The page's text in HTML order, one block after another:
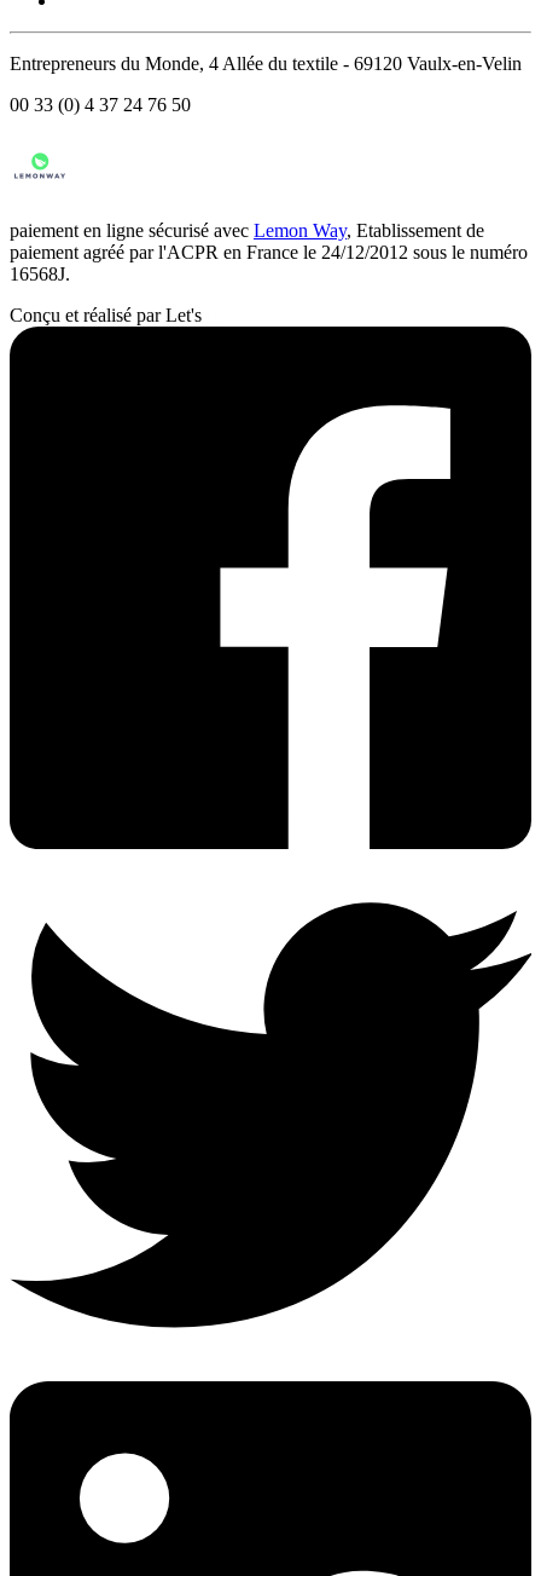
Entrepreneurs du Monde, 4 Allée du textile - 69120 Vaulx-en-Velin
00 33 (0) 4 37 24 76 50
paiement en ligne sécurisé avec Lemon Way, Etablissement de
paiement agréé par l'ACPR en France le 24/12/2012 sous le numéro
16568J.
Conçu et réalisé par Let's